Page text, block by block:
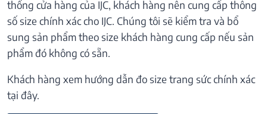
thống cửa hàng của IJC, khách hàng nên cung cấp thông
số size chính xác cho IJC. Chúng tôi sẽ kiểm tra và bổ
sung sản phẩm theo size khách hàng cung cấp nếu sản
phẩm đó không có sẵn.
Khách hàng xem hướng dẫn đo size trang sức chính xác
tại đây.